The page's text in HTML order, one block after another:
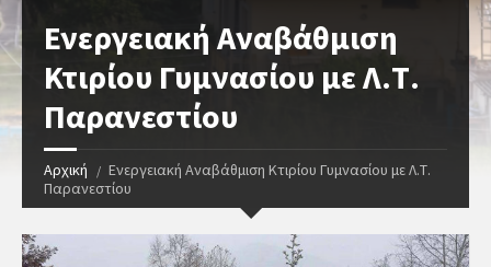
Ενεργειακή Αναβάθμιση
Κτιρίου Γυμνασίου με Λ.Τ.
Παρανεστίου
Αρχική
Ενεργειακή Αναβάθμιση Κτιρίου Γυμνασίου με Λ.Τ.
Παρανεστίου